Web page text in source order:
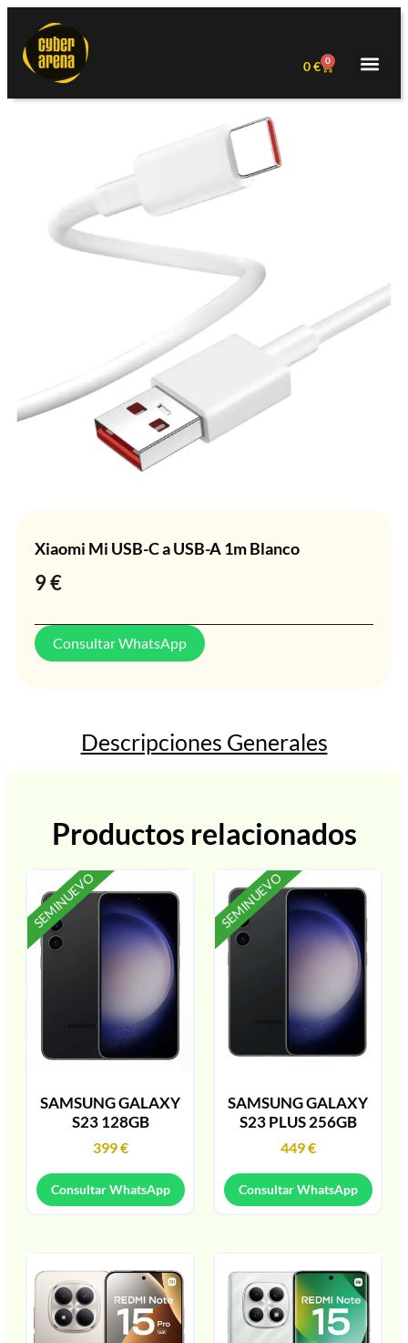
0€ 0
Xiaomi Mi USB-C a USB-A 1m Blanco
9€
Consultar WhatsApp
Descripciones Generales
Productos relacionados
SEMINUEVO
SAMSUNG GALAXY
S23 128GB
399€
Consultar WhatsApp
SEMINUEVO
SAMSUNG GALAXY
S23 PLUS 256GB
449€
Consultar WhatsApp